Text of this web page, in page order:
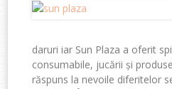
daruri iar Sun Plaza a oferit
consumabile, jucării și
răspuns la nevoile diferitelor